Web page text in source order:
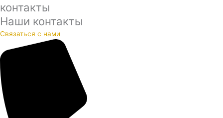
контакты
Наши контакты
Связаться с нами